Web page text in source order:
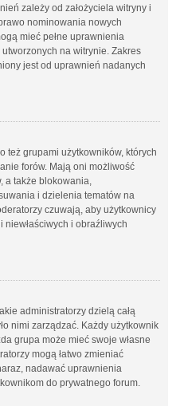
zależy od założyciela witryny i
nominowania nowych
mieć pełne uprawnienia
na witrynie. Zakres
jest od uprawnień nadanych
też grupami użytkowników, których
forów. Mają oni możliwość
a także blokowania,
i dzielenia tematów na
czuwają, aby użytkownicy
i obraźliwych
administratorzy dzielą całą
nimi zarządzać. Każdy użytkownik
grupa może mieć swoje własne
mogą łatwo zmieniać
nadawać uprawnienia
do prywatnego forum.